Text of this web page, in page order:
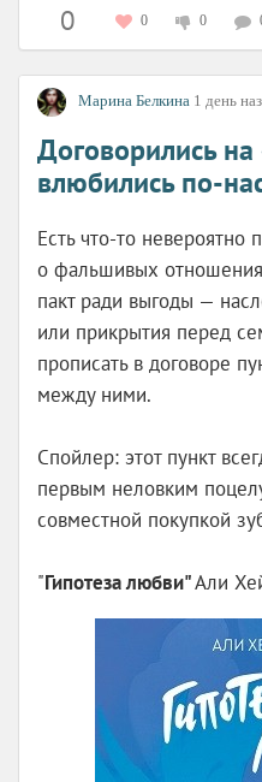
юмористический рассказ
Из-за снежных заносов
дилижанса вынуждены
заброшенной хижине.
романтическую
давно старика-
всё осталось
времяпровождения
обьявлен конкурс на
Дороти Л. Сэйерс
яблока раздора»
0 0 0
Марина Белкина 1 день
Договорились
влюбились по-
Есть что-то невероятно
о фальшивых
пакт ради выгоды —
или прикрытия перед
прописать в договоре
между ними.
Спойлер: этот пункт
первым неловким
совместной покупкой
"Гипотеза любви"Али